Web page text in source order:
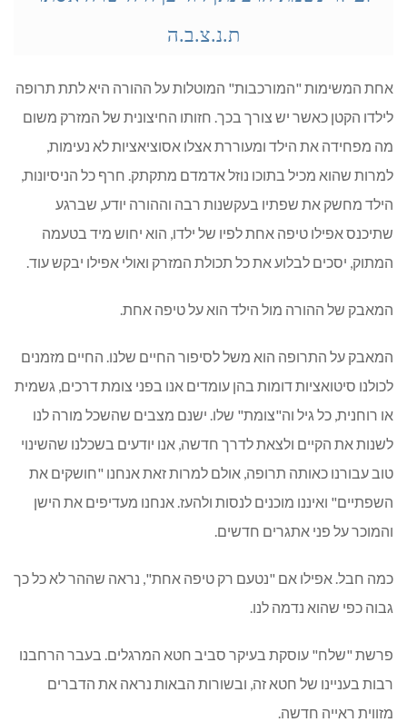
ת.נ.צ.ב.ה
אחת המשימות "המורכבות" המוטלות על ההורה היא לתת תרופה
לילדו הקטן כאשר יש צורך בכך. חזותו החיצונית של המזרק משום
מה מפחידה את הילד ומעוררת אצלו אסוציאציות לא נעימות,
למרות שהוא מכיל בתוכו נוזל אדמדם מתקתק. חרף כל הניסיונות,
הילד מחשק את שפתיו בעקשנות רבה וההורה יודע, שברגע
שתיכנס אפילו טיפה אחת לפיו של ילדו, הוא יחוש מיד בטעמה
המתוק, יסכים לבלוע את כל תכולת המזרק ואולי אפילו יבקש עוד.
המאבק של ההורה מול הילד הוא על טיפה אחת.
המאבק על התרופה הוא משל לסיפור החיים שלנו. החיים מזמנים
לכולנו סיטואציות דומות בהן עומדים אנו בפני צומת דרכים, גשמית
או רוחנית, כל גיל וה"צומת" שלו. ישנם מצבים שהשכל מורה לנו
לשנות את הקיים ולצאת לדרך חדשה, אנו יודעים בשכלנו שהשינוי
טוב עבורנו כאותה תרופה, אולם למרות זאת אנחנו "חושקים את
השפתיים" ואיננו מוכנים לנסות ולהעז. אנחנו מעדיפים את הישן
והמוכר על פני אתגרים חדשים.
כמה חבל. אפילו אם "נטעם רק טיפה אחת", נראה שההר לא כל כך
גבוה כפי שהוא נדמה לנו.
פרשת "שלח" עוסקת בעיקר סביב חטא המרגלים. בעבר הרחבנו
רבות בעניינו של חטא זה, ובשורות הבאות נראה את הדברים
מזווית ראייה חדשה.